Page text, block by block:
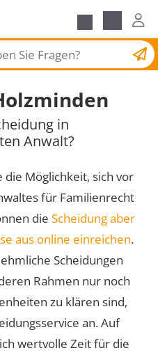
Scheidungsantrag
in
Anwalt?
die Möglichkeit, sich vor
für Familienrecht
die Scheidung aber
aus online einreichen.
Scheidungen
Rahmen nur noch
zu klären sind,
an. Auf
wertvolle Zeit für die